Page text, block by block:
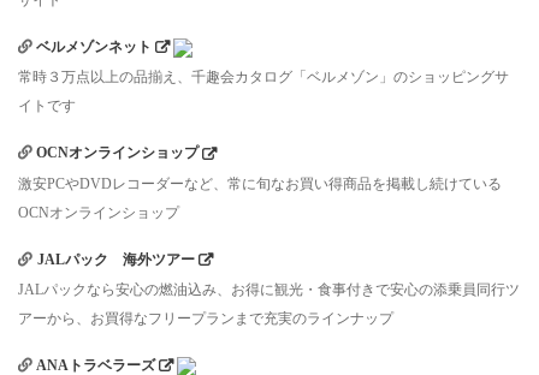
ベルメゾンネット
常時３万点以上の品揃え、千趣会カタログ「ベルメゾン」のショッピングサ
イトです
OCNオンラインショップ
激安PCやDVDレコーダーなど、常に旬なお買い得商品を掲載し続けている
OCNオンラインショップ
JALパック 海外ツアー
JALパックなら安心の燃油込み、お得に観光・食事付きで安心の添乗員同行ツ
アーから、お買得なフリープランまで充実のラインナップ
ANAトラベラーズ